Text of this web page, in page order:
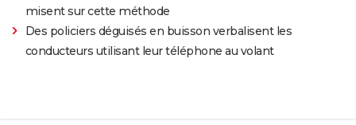
misent sur cette méthode
Des policiers déguisés en buisson verbalisent les
conducteurs utilisant leur téléphone au volant